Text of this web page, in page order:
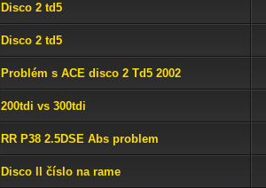
Disco 2 td5
Disco 2 td5
Problém s ACE disco 2 Td5 2002
200tdi vs 300tdi
RR P38 2.5DSE Abs problem
Disco ll číslo na rame